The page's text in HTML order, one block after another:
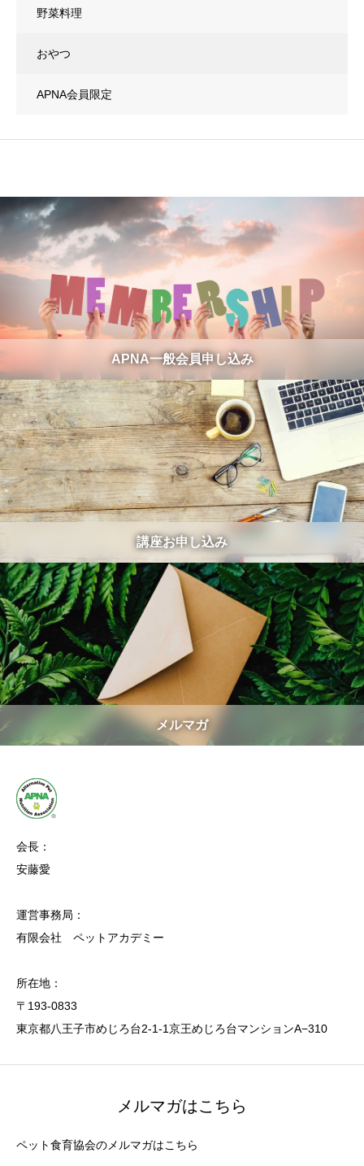
野菜料理
おやつ
APNA会員限定
APNA一般会員申し込み
講座お申し込み
メルマガ
会長：
安藤愛
運営事務局：
有限会社 ペットアカデミー
所在地：
〒193-0833
東京都八王子市めじろ台2-1-1京王めじろ台マンションA−310
メルマガはこちら
ペット食育協会のメルマガはこちら